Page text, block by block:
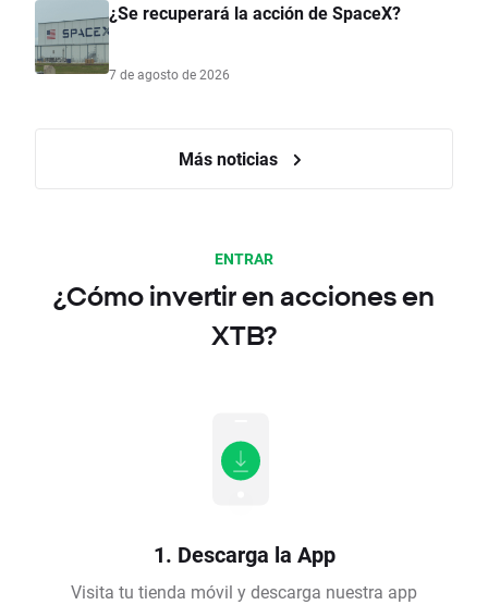
¿Se recuperará la acción de SpaceX?
7 de agosto de 2026
Más noticias
ENTRAR
¿Cómo invertir en acciones en
XTB?
1. Descarga la App
Visita tu tienda móvil y descarga nuestra app